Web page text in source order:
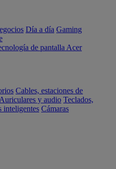
Día a día Gaming
de pantalla Acer
Cables, estaciones de
Auriculares y audio Teclados,
inteligentes Cámaras